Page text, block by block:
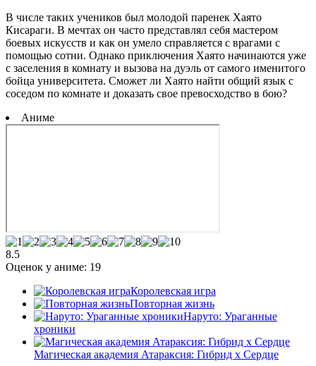
В числе таких учеников был молодой паренек Хаято
Кисараги. В мечтах он часто представлял себя мастером
боевых искусств и как он умело справляется с врагами с
помощью сотни. Однако приключения Хаято начинаются уже
с заселения в комнату и вызова на дуэль от самого именитого
бойца университета. Сможет ли Хаято найти общий язык с
соседом по комнате и доказать свое превосходство в бою?
Аниме
8.5
Оценок у аниме: 19
Королевская игра
Повторная жизнь
Наруто: Ураганные
хроники
Магическая академия Атараксия: Гибрид x Сердце